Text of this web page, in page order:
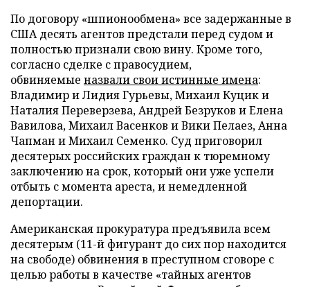
По договору «шпионообмена» все задержанные в
США десять агентов предстали перед судом и
полностью признали свою вину. Кроме того,
согласно сделке с правосудием,
обвиняемые назвали свои истинные имена:
Владимир и Лидия Гурьевы, Михаил Куцик и
Наталия Переверзева, Андрей Безруков и Елена
Вавилова, Михаил Васенков и Вики Пелаез, Анна
Чапман и Михаил Семенко. Суд приговорил
десятерых российских граждан к тюремному
заключению на срок, который они уже успели
отбыть с момента ареста, и немедленной
депортации.
Американская прокуратура предъявила всем
десятерым (11-й фигурант до сих пор находится
на свободе) обвинения в преступном сговоре с
целью работы в качестве «тайных агентов